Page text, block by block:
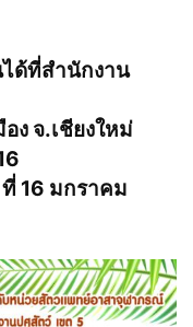
ด้ที่สํานักงาน
ง จ.เชียงใหม่
16 มกราคม